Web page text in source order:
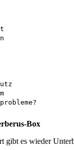
Box
es wieder